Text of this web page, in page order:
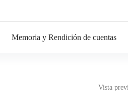
Memoria y Rendición de cuentas
Vista